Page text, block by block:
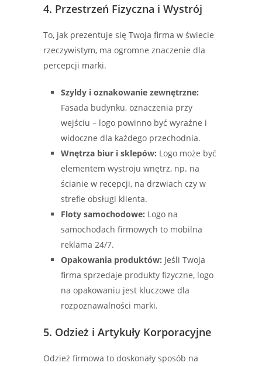
4. Przestrzeń Fizyczna i Wystrój
To, jak prezentuje się Twoja firma w świecie
rzeczywistym, ma ogromne znaczenie dla
percepcji marki.
Szyldy i oznakowanie zewnętrzne:
Fasada budynku, oznaczenia przy
wejściu – logo powinno być wyraźne i
widoczne dla każdego przechodnia.
Wnętrza biur i sklepów: Logo może być
elementem wystroju wnętrz, np. na
ścianie w recepcji, na drzwiach czy w
strefie obsługi klienta.
Floty samochodowe: Logo na
samochodach firmowych to mobilna
reklama 24/7.
Opakowania produktów: Jeśli Twoja
firma sprzedaje produkty fizyczne, logo
na opakowaniu jest kluczowe dla
rozpoznawalności marki.
5. Odzież i Artykuły Korporacyjne
Odzież firmowa to doskonały sposób na